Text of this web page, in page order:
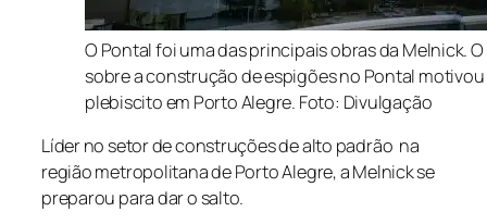
O Pontal foi uma das principais obras da Melnick.
sobre a construção de espigões no Pontal
plebiscito em Porto Alegre. Foto: Divulgação
Líder no setor de construções de alto padrão na
região metropolitana de Porto Alegre, a Melnick se
preparou para dar o salto.